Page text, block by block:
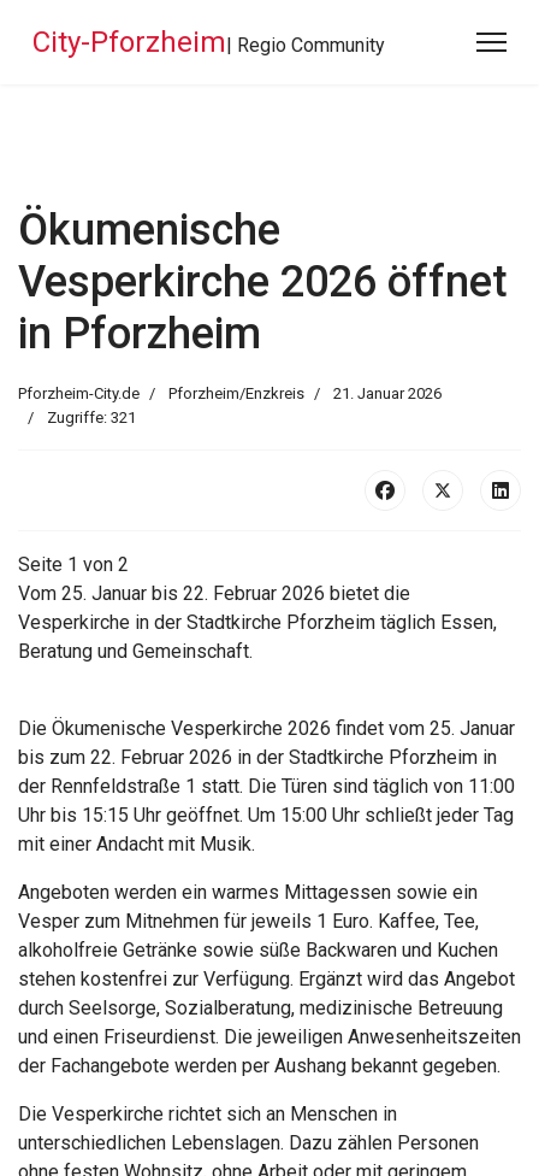
City-Pforzheim| Regio Community
Ökumenische
Vesperkirche 2026 öffnet
in Pforzheim
Pforzheim-City.de Pforzheim/Enzkreis
21. Januar 2026
Zugriffe: 321
Seite 1 von 2
Vom 25. Januar bis 22. Februar 2026 bietet die
Vesperkirche in der Stadtkirche Pforzheim täglich Essen,
Beratung und Gemeinschaft.
Die Ökumenische Vesperkirche 2026 findet vom 25. Januar
bis zum 22. Februar 2026 in der Stadtkirche Pforzheim in
der Rennfeldstraße 1 statt. Die Türen sind täglich von 11:00
Uhr bis 15:15 Uhr geöffnet. Um 15:00 Uhr schließt jeder Tag
mit einer Andacht mit Musik.
Angeboten werden ein warmes Mittagessen sowie ein
Vesper zum Mitnehmen für jeweils 1 Euro. Kaffee, Tee,
alkoholfreie Getränke sowie süße Backwaren und Kuchen
stehen kostenfrei zur Verfügung. Ergänzt wird das Angebot
durch Seelsorge, Sozialberatung, medizinische Betreuung
und einen Friseurdienst. Die jeweiligen Anwesenheitszeiten
der Fachangebote werden per Aushang bekannt gegeben.
Die Vesperkirche richtet sich an Menschen in
unterschiedlichen Lebenslagen. Dazu zählen Personen